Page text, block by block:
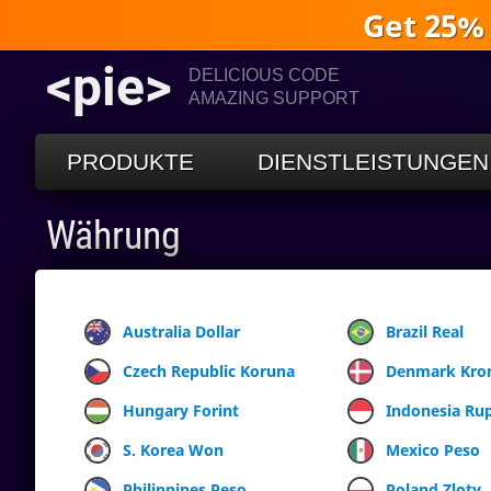
Get
<pie>
DELICIOUS CODE
AMAZING SUPPORT
PRODUKTE DIENSTLEISTUNGEN
Währung
Australia Dollar Brazil Real
Czech Republic Koruna
Denmark
Hungary Forint
Indonesia
S. Korea Won
Mexico Peso